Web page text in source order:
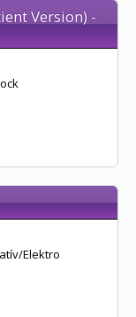
Version) -
Elektro